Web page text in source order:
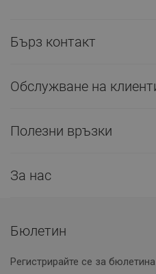
Бърз контакт
Обслужване на
Полезни връзки
За нас
Бюлетин
Регистрирайте се за